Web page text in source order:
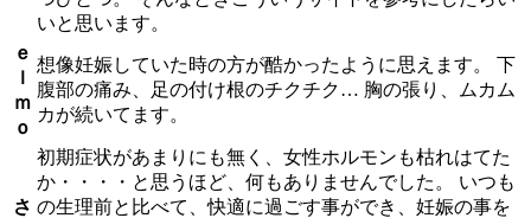
いと思います。
ｅ
ｌ
ｍ
ｏ
想像妊娠していた時の方が酷かったように思えます。 下
腹部の痛み、足の付け根のチクチク… 胸の張り、ムカム
カが続いてます。
さ
初期症状があまりにも無く、女性ホルモンも枯れはてた
か・・・・と思うほど、何もありませんでした。 いつも
の生理前と比べて、快適に過ごす事ができ、妊娠の事を